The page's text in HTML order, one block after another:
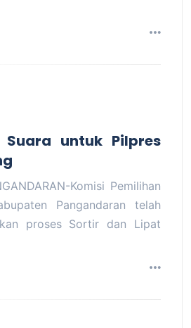
Suara untuk Pilpres
Komisi Pemilihan
Pangandaran telah
proses Sortir dan Lipat